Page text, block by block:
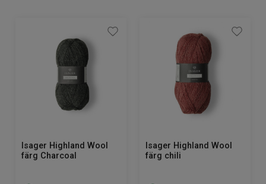
Isager Highland Wool
färg Charcoal
Isager Highland Wool
färg chili